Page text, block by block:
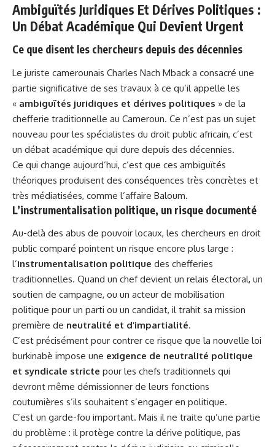
Ambiguïtés Juridiques Et Dérives Politiques :
Un Débat Académique Qui Devient Urgent
Ce que disent les chercheurs depuis des décennies
Le juriste camerounais Charles Nach Mback a consacré une
partie significative de ses travaux à ce qu’il appelle les
« ambiguïtés juridiques et dérives politiques » de la
chefferie traditionnelle au Cameroun. Ce n’est pas un sujet
nouveau pour les spécialistes du droit public africain, c’est
un débat académique qui dure depuis des décennies.
Ce qui change aujourd’hui, c’est que ces ambiguïtés
théoriques produisent des conséquences très concrètes et
très médiatisées, comme l’affaire Baloum.
L’instrumentalisation politique, un risque documenté
Au-delà des abus de pouvoir locaux, les chercheurs en droit
public comparé pointent un risque encore plus large :
l’instrumentalisation politique des chefferies
traditionnelles. Quand un chef devient un relais électoral, un
soutien de campagne, ou un acteur de mobilisation
politique pour un parti ou un candidat, il trahit sa mission
première de neutralité et d’impartialité.
C’est précisément pour contrer ce risque que la nouvelle loi
burkinabè impose une exigence de neutralité politique
et syndicale stricte pour les chefs traditionnels qui
devront même démissionner de leurs fonctions
coutumières s’ils souhaitent s’engager en politique.
C’est un garde-fou important. Mais il ne traite qu’une partie
du problème : il protège contre la dérive politique, pas